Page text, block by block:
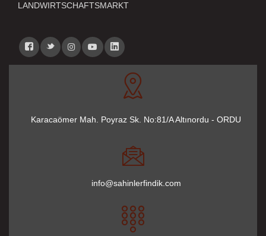
LANDWIRTSCHAFTSMARKT
Karacaömer Mah. Poyraz Sk. No:81/A Altınordu - ORDU
info@sahinlerfindik.com